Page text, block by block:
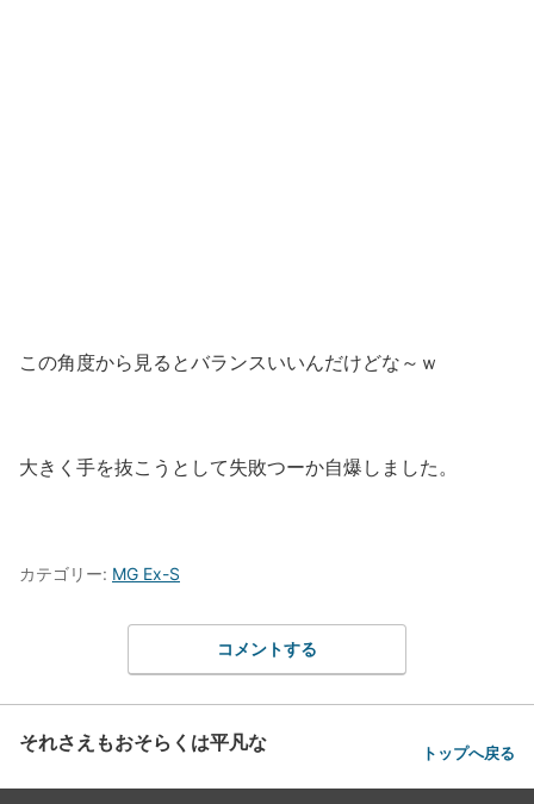
この角度から見るとバランスいいんだけどな～ｗ
大きく手を抜こうとして失敗つーか自爆しました。
カテゴリー: MG Ex-S
コメントする
それさえもおそらくは平凡な トップへ戻る